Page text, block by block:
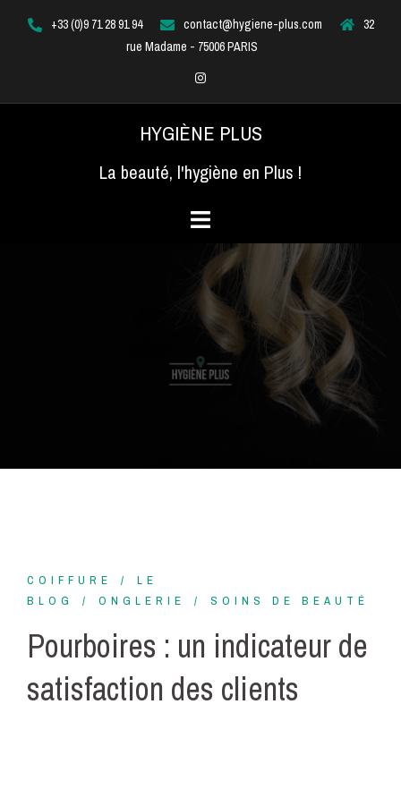
+33 (0)9 71 28 91 94 contact@hygiene-plus.com
32
rue Madame - 75006 PARIS
Instagram
HYGIÈNE PLUS
La beauté, l'hygiène en Plus !
COIFFURE
LE
BLOG
ONGLERIE SOINS DE BEAUTÉ
Pourboires : un indicateur de
satisfaction des clients